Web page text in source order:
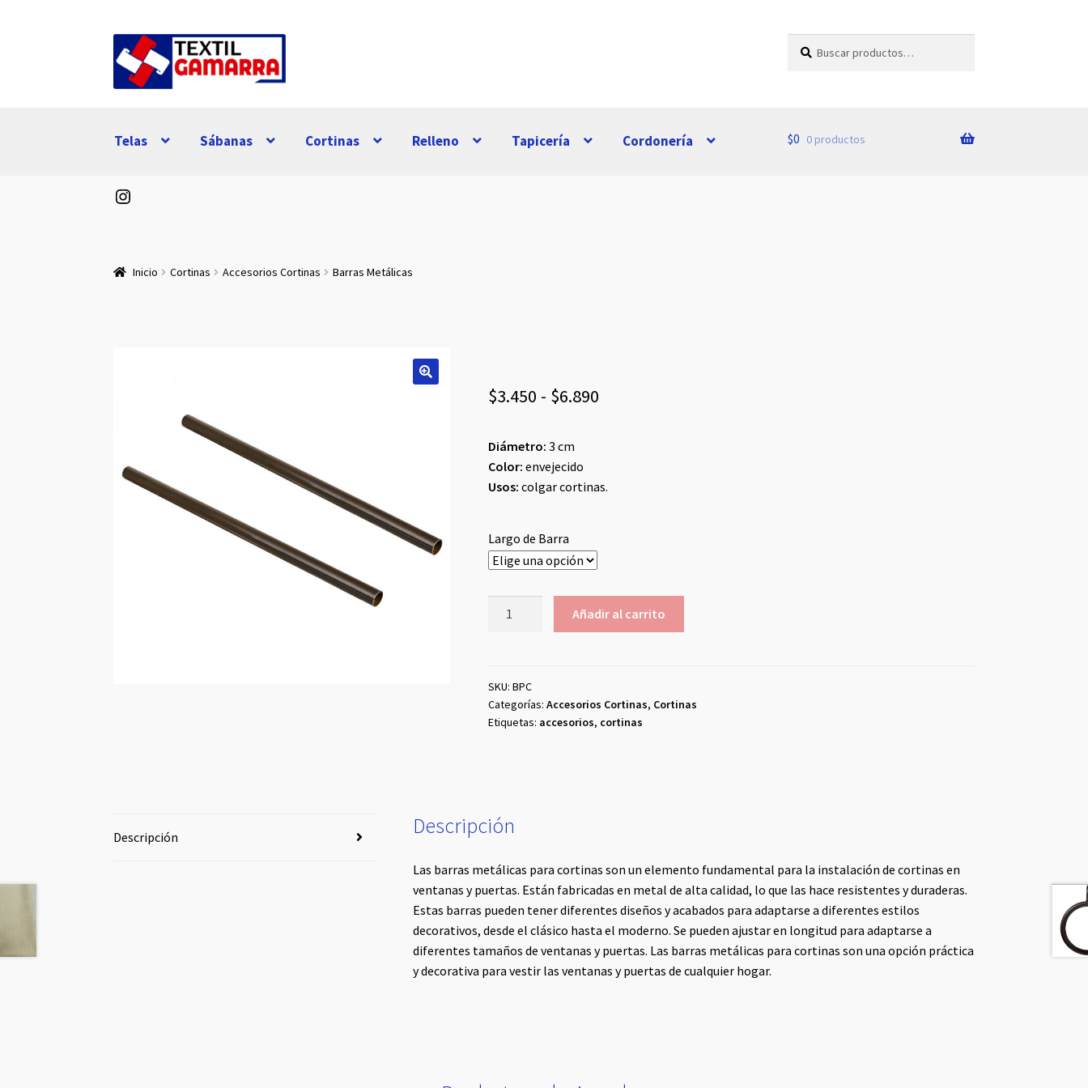
a
al
contenido
por:
Telas Sábanas Cortinas Relleno Tapicería Cordonería $0 0 productos
Instagram
Inicio Cortinas Accesorios Cortinas Barras Metálicas
$3.450 - $6.890Rango
desde
Diámetro: 3 cm
Color: envejecido
Usos: colgar cortinas.
Largo de Barra
Añadir al carrito
SKU: BPC
Categorías: Accesorios Cortinas, Cortinas
Etiquetas: accesorios, cortinas
Descripción Descripción
Las barras metálicas para cortinas son un elemento fundamental para la instalación de cortinas en
ventanas y puertas. Están fabricadas en metal de alta calidad, lo que las hace resistentes y duraderas.
Estas barras pueden tener diferentes diseños y acabados para adaptarse a diferentes estilos
decorativos, desde el clásico hasta el moderno. Se pueden ajustar en longitud para adaptarse a
diferentes tamaños de ventanas y puertas. Las barras metálicas para cortinas son una opción práctica
y decorativa para vestir las ventanas y puertas de cualquier hogar.